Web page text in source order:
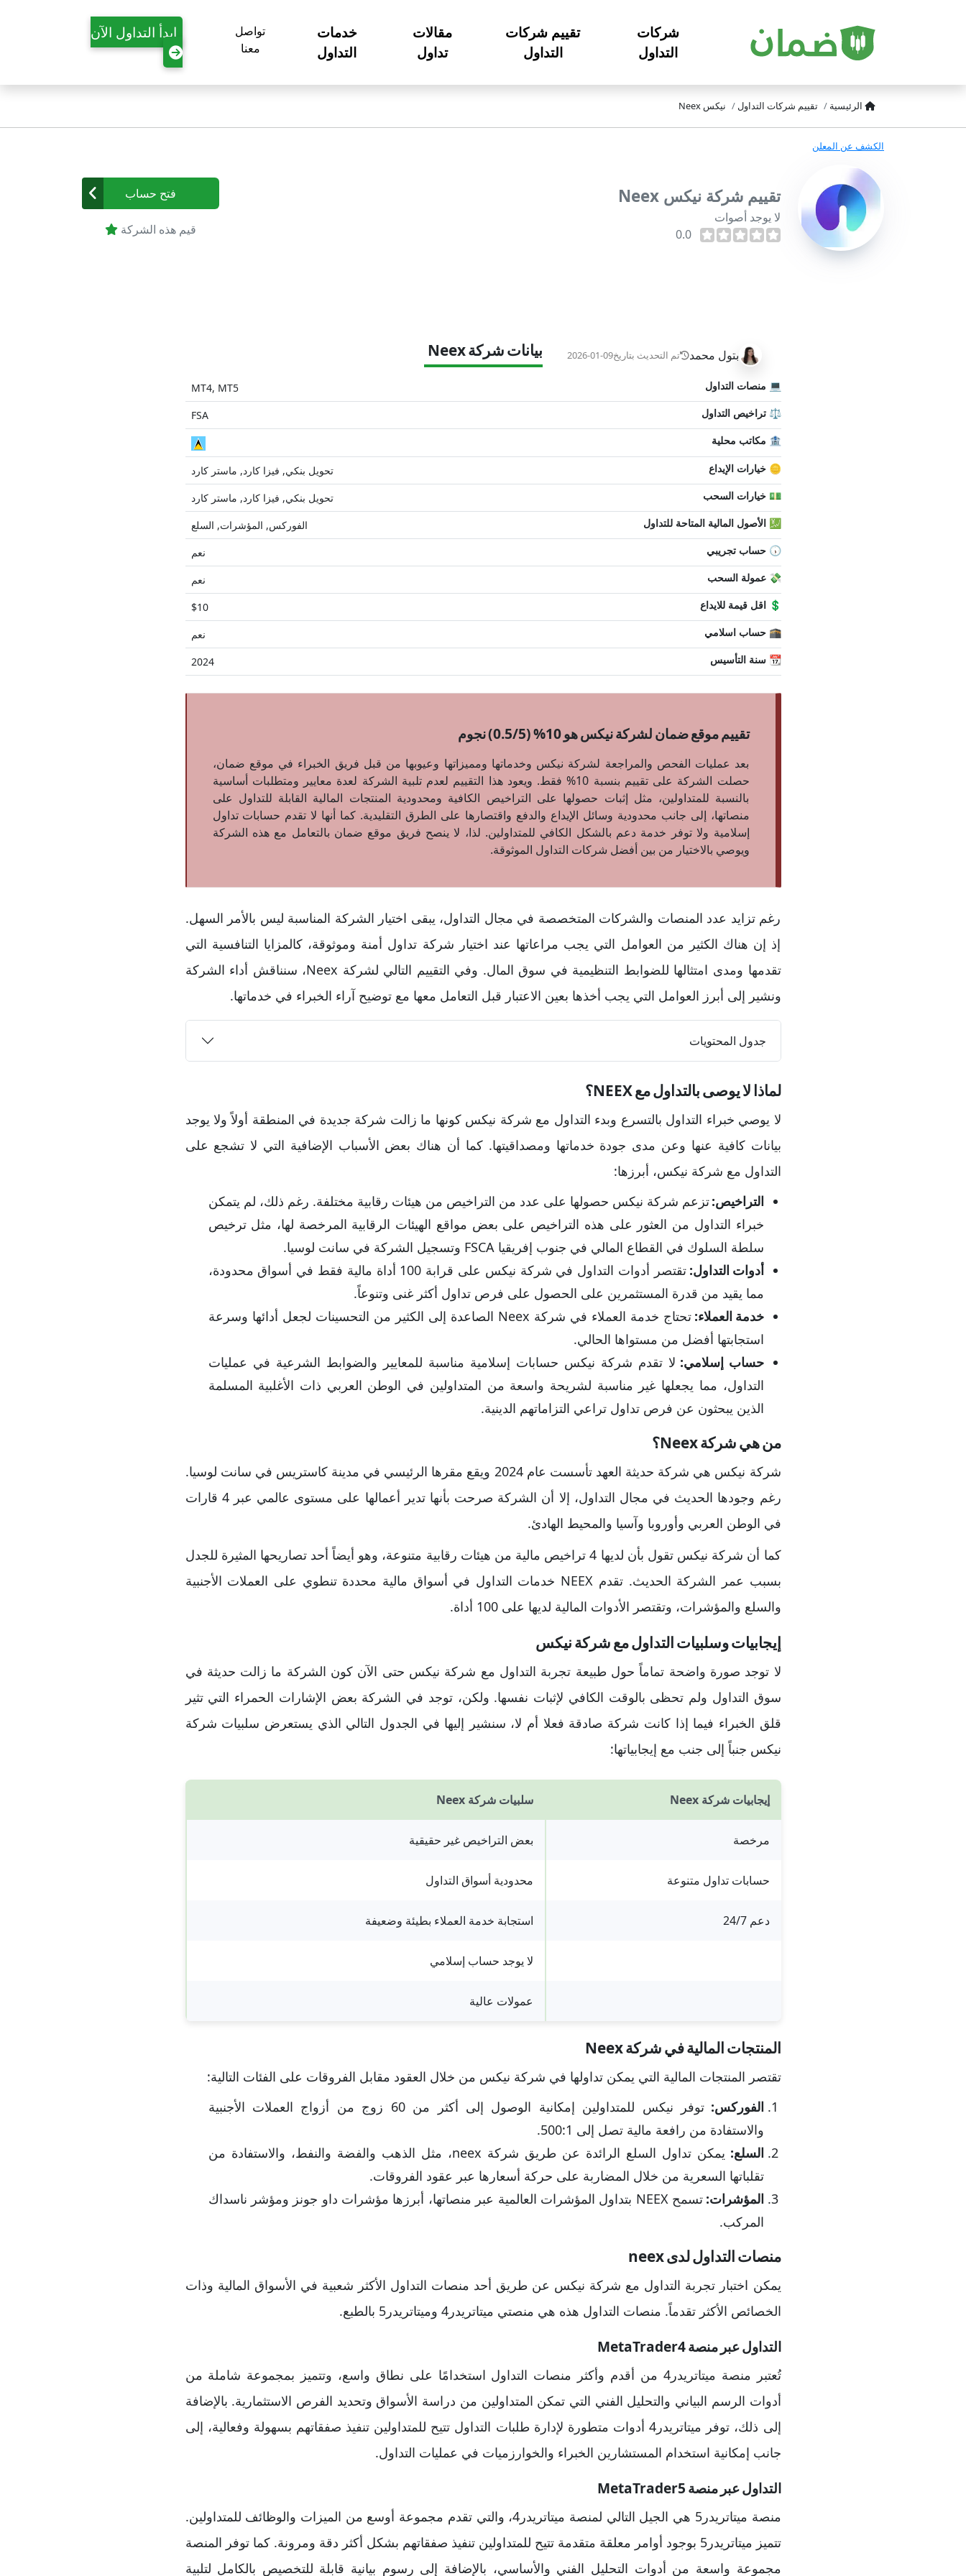
شركات
التداول
تقييم شركات
التداول
مقالات
تداول
خدمات
التداول
تواصل
معنا
ابدأ التداول الآن
الرئيسية تقييم شركات التداول نيكس Neex
الكشف عن المعلن
تقييم شركة نيكس Neex
لا يوجد أصوات
0.0
بتول محمد تم التحديث بتاريخ2026-01-09
فتح حساب
قيم هذه الشركة
بيانات شركة Neex
MT4, MT5 💻 منصات التداول
FSA
⚖️ تراخيص التداول
🏦 مكاتب محلية
تحويل بنكي, فيزا كارد, ماستر كارد 🪙 خيارات الإيداع
تحويل بنكي, فيزا كارد, ماستر كارد 💵 خيارات السحب
الفوركس, المؤشرات, السلع 💹 الأصول المالية المتاحة للتداول
نعم 🕠 حساب تجريبي
نعم 💸 عمولة السحب
$10 💲 اقل قيمة للايداع
نعم 🕋 حساب اسلامي
2024 📆 سنة التأسيس
تقييم موقع ضمان لشركة نيكس هو 10% (0.5/5) نجوم
بعد عمليات الفحص والمراجعة لشركة نيكس وخدماتها ومميزاتها وعيوبها من قبل فريق الخبراء في موقع ضمان،
حصلت الشركة على تقييم بنسبة 10% فقط. ويعود هذا التقييم لعدم تلبية الشركة لعدة معايير ومتطلبات أساسية
بالنسبة للمتداولين، مثل إثبات حصولها على التراخيص الكافية ومحدودية المنتجات المالية القابلة للتداول على
منصاتها، إلى جانب محدودية وسائل الإيداع والدفع واقتصارها على الطرق التقليدية. كما أنها لا تقدم حسابات تداول
إسلامية ولا توفر خدمة دعم بالشكل الكافي للمتداولين. لذا، لا ينصح فريق موقع ضمان بالتعامل مع هذه الشركة
ويوصي بالاختيار من بين أفضل شركات التداول الموثوقة.
رغم تزايد عدد المنصات والشركات المتخصصة في مجال التداول، يبقى اختيار الشركة المناسبة ليس بالأمر السهل.
إذ إن هناك الكثير من العوامل التي يجب مراعاتها عند اختيار شركة تداول أمنة وموثوقة، كالمزايا التنافسية التي
تقدمها ومدى امتثالها للضوابط التنظيمية في سوق المال. وفي التقييم التالي لشركة Neex، سنناقش أداء الشركة
ونشير إلى أبرز العوامل التي يجب أخذها بعين الاعتبار قبل التعامل معها مع توضيح آراء الخبراء في خدماتها.
جدول المحتويات
لماذا لا يوصى بالتداول مع NEEX؟
لا يوصي خبراء التداول بالتسرع وبدء التداول مع شركة نيكس كونها ما زالت شركة جديدة في المنطقة أولاً ولا يوجد
بيانات كافية عنها وعن مدى جودة خدماتها ومصداقيتها. كما أن هناك بعض الأسباب الإضافية التي لا تشجع على
التداول مع شركة نيكس، أبرزها:
التراخيص:تزعم شركة نيكس حصولها على عدد من التراخيص من هيئات رقابية مختلفة. رغم ذلك، لم يتمكن
خبراء التداول من العثور على هذه التراخيص على بعض مواقع الهيئات الرقابية المرخصة لها، مثل ترخيص
سلطة السلوك في القطاع المالي في جنوب إفريقيا FSCA وتسجيل الشركة في سانت لوسيا.
أدوات التداول:
تقتصر أدوات التداول في شركة نيكس على قرابة 100 أداة مالية فقط في أسواق محدودة،
مما يقيد من قدرة المستثمرين على الحصول على فرص تداول أكثر غنى وتنوعاً.
خدمة العملاء:
تحتاج خدمة العملاء في شركة Neex الصاعدة إلى الكثير من التحسينات لجعل أدائها وسرعة
استجابتها أفضل من مستواها الحالي.
حساب إسلامي: لا تقدم شركة نيكس حسابات إسلامية مناسبة للمعايير والضوابط الشرعية في عمليات
التداول، مما يجعلها غير مناسبة لشريحة واسعة من المتداولين في الوطن العربي ذات الأغلبية المسلمة
الذين يبحثون عن فرص تداول تراعي التزاماتهم الدينية.
من هي شركة Neex؟
شركة نيكس هي شركة حديثة العهد تأسست عام 2024 ويقع مقرها الرئيسي في مدينة كاستريس في سانت لوسيا.
رغم وجودها الحديث في مجال التداول، إلا أن الشركة صرحت بأنها تدير أعمالها على مستوى عالمي عبر 4 قارات
في الوطن العربي وأوروبا وآسيا والمحيط الهادئ.
كما أن شركة نيكس تقول بأن لديها 4 تراخيص مالية من هيئات رقابية متنوعة، وهو أيضاً أحد تصاريحها المثيرة للجدل
بسبب عمر الشركة الحديث. تقدم NEEX خدمات التداول في أسواق مالية محددة تنطوي على العملات الأجنبية
والسلع والمؤشرات، وتقتصر الأدوات المالية لديها على 100 أداة.
إيجابيات وسلبيات التداول مع شركة نيكس
لا توجد صورة واضحة تماماً حول طبيعة تجربة التداول مع شركة نيكس حتى الآن كون الشركة ما زالت حديثة في
سوق التداول ولم تحظى بالوقت الكافي لإثبات نفسها. ولكن، توجد في الشركة بعض الإشارات الحمراء التي تثير
قلق الخبراء فيما إذا كانت شركة صادقة فعلا أم لا، سنشير إليها في الجدول التالي الذي يستعرض سلبيات شركة
نيكس جنباً إلى جنب مع إيجابياتها:
إيجابيات شركة Neex سلبيات شركة Neex
مرخصة بعض التراخيص غير حقيقية
حسابات تداول متنوعة محدودية أسواق التداول
دعم 24/7 استجابة خدمة العملاء بطيئة وضعيفة
لا يوجد حساب إسلامي
عمولات عالية
المنتجات المالية في شركة Neex
تقتصر المنتجات المالية التي يمكن تداولها في شركة نيكس من خلال العقود مقابل الفروقات على الفئات التالية:
الفوركس:
توفر نيكس للمتداولين إمكانية الوصول إلى أكثر من 60 زوج من أزواج العملات الأجنبية
والاستفادة من رافعة مالية تصل إلى 500:1.
السلع:
يمكن تداول السلع الرائدة عن طريق شركة neex، مثل الذهب والفضة والنفط، والاستفادة من
تقلباتها السعرية من خلال المضاربة على حركة أسعارها عبر عقود الفروقات.
المؤشرات:
تسمح NEEX بتداول المؤشرات العالمية عبر منصاتها، أبرزها مؤشرات داو جونز ومؤشر ناسداك
المركب.
منصات التداول لدى neex
يمكن اختبار تجربة التداول مع شركة نيكس عن طريق أحد منصات التداول الأكثر شعبية في الأسواق المالية وذات
الخصائص الأكثر تقدماً. منصات التداول هذه هي منصتي ميتاتريدر4 وميتاتريدر5 بالطبع.
التداول عبر منصة MetaTrader4
تُعتبر منصة ميتاتريدر4 من أقدم وأكثر منصات التداول استخدامًا على نطاق واسع، وتتميز بمجموعة شاملة من
أدوات الرسم البياني والتحليل الفني التي تمكن المتداولين من دراسة الأسواق وتحديد الفرص الاستثمارية. بالإضافة
إلى ذلك، توفر ميتاتريدر4 أدوات متطورة لإدارة طلبات التداول تتيح للمتداولين تنفيذ صفقاتهم بسهولة وفعالية، إلى
جانب إمكانية استخدام المستشارين الخبراء والخوارزميات في عمليات التداول.
التداول عبر منصة MetaTrader5
منصة ميتاتريدر5 هي الجيل التالي لمنصة ميتاتريدر4، والتي تقدم مجموعة أوسع من الميزات والوظائف للمتداولين.
تتميز ميتاتريدر5 بوجود أوامر معلقة متقدمة تتيح للمتداولين تنفيذ صفقاتهم بشكل أكثر دقة ومرونة. كما توفر المنصة
مجموعة واسعة من أدوات التحليل الفني والأساسي، بالإضافة إلى رسوم بيانية قابلة للتخصيص بالكامل لتلبية